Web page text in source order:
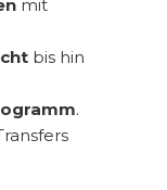
mit
bis hin
.